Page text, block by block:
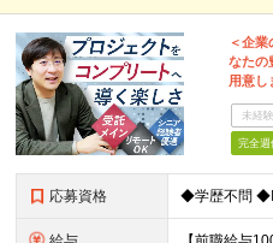
＜企
なたの
用意し
未経
完全週
応募資格